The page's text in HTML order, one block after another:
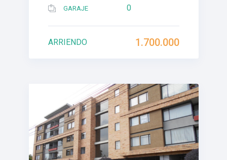
GARAJE 0
1.700.000
ARRIENDO